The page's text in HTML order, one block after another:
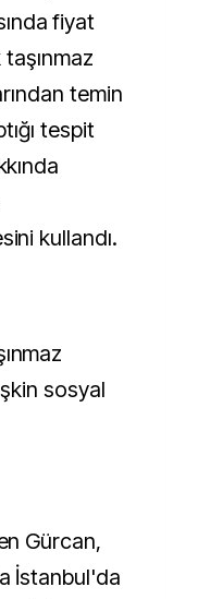
fiyat
taşınmaz
temin
tespit
kullandı.
sosyal
Gürcan,
İstanbul'da